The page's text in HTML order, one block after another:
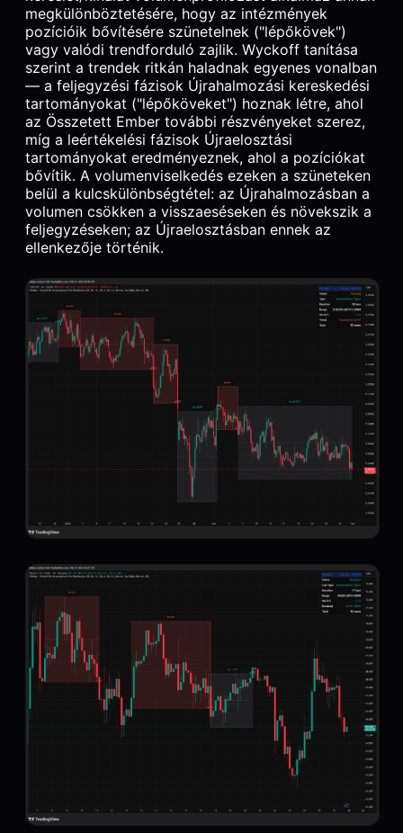
megkülönböztetésére, hogy az intézmények
pozícióik bővítésére szünetelnek ("lépőkövek")
vagy valódi trendforduló zajlik. Wyckoff tanítása
szerint a trendek ritkán haladnak egyenes vonalban
— a feljegyzési fázisok Újrahalmozási kereskedési
tartományokat ("lépőköveket") hoznak létre, ahol
az Összetett Ember további részvényeket szerez,
míg a leértékelési fázisok Újraelosztási
tartományokat eredményeznek, ahol a pozíciókat
bővítik. A volumenviselkedés ezeken a szüneteken
belül a kulcskülönbségtétel: az Újrahalmozásban a
volumen csökken a visszaeséseken és növekszik a
feljegyzéseken; az Újraelosztásban ennek az
ellenkezője történik.